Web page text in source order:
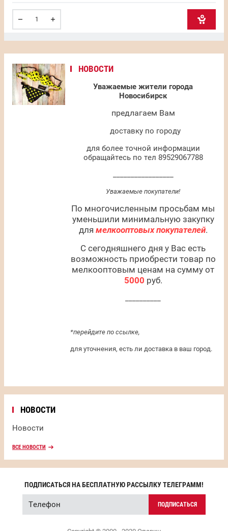
НОВОСТИ
Уважаемые жители города
Новосибирск
предлагаем Вам
доставку по городу
для более точной информации
обращайтесь по тел 89529067788
Уважаемые покупатели!
По многочисленным просьбам мы
уменьшили минимальную закупку
для мелкооптовых покупателей.
С сегодняшнего дня у Вас есть
возможность приобрести товар по
мелкооптовым ценам на сумму от
5000 руб.
*перейдите по ссылке,
для уточнения, есть ли доставка в ваш город.
НОВОСТИ
Новости
ВСЕ НОВОСТИ
ПОДПИСАТЬСЯ НА БЕСПЛАТНУЮ РАССЫЛКУ ТЕЛЕГРАММ!
ПОДПИСАТЬСЯ